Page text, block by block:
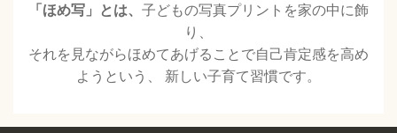
「ほめ写」とは、 子どもの写真プリントを家の中に飾
り、
それを見ながらほめてあげることで自己肯定感を高め
ようという、 新しい子育て習慣です。